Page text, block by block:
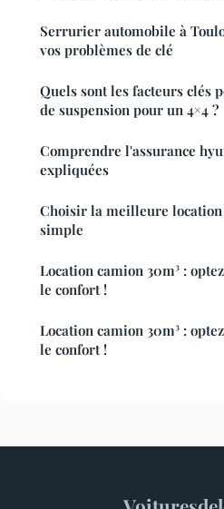
Serrurier automobile à
vos problèmes de clé
Quels sont les facteurs clés
de suspension pour un 4×4 ?
Comprendre l'assurance
expliquées
Choisir la meilleure
simple
Location camion 30m³ :
le confort !
Location camion 30m³ :
le confort !